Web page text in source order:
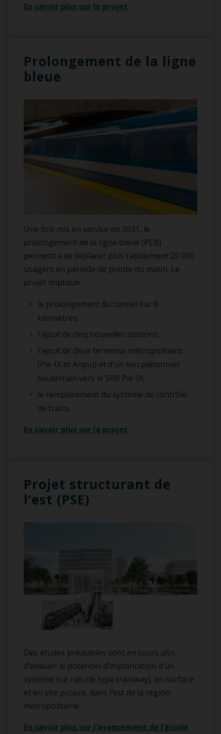
En savoir plus sur le projet
Prolongement de la ligne
bleue
Une fois mis en service en 2031, le
prolongement de la ligne bleue (PLB)
permettra de déplacer plus rapidement 20 000
usagers en période de pointe du matin. Le
projet implique :
le prolongement du tunnel sur 6
kilomètres;
l’ajout de cinq nouvelles stations;
l’ajout de deux terminus métropolitains
(Pie-IX et Anjou) et d’un lien piétonnier
souterrain vers le SRB Pie-IX;
le remplacement du système de contrôle
de trains.
En savoir plus sur le projet
Projet structurant de
l’est (PSE)
Des études préalables sont en cours afin
d’évaluer le potentiel d’implantation d’un
système sur rail (de type tramway), en surface
et en site propre, dans l’est de la région
métropolitaine.
En savoir plus sur l’avancement de l’étude